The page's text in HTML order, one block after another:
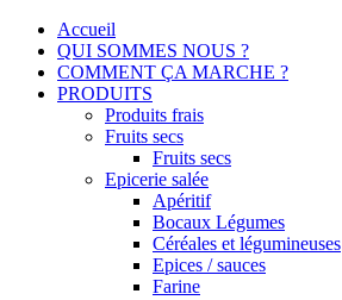
Accueil
QUI SOMMES NOUS ?
COMMENT ÇA MARCHE ?
PRODUITS
Produits frais
Fruits secs
Fruits secs
Epicerie salée
Apéritif
Bocaux Légumes
Céréales et légumineuses
Epices / sauces
Farine